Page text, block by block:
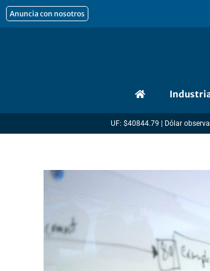
al
Anuncia con nosotros
UF: $40844.79 | Dólar